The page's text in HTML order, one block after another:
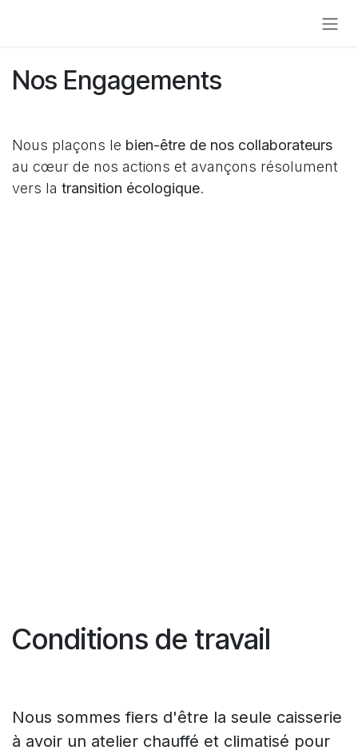
Nos Engagements
Nous plaçons le bien-être de nos collaborateurs
au cœur de nos actions et avançons résolument
vers la transition écologique.
Conditions de travail
Nous sommes fiers d'être la seule caisserie
à avoir un atelier chauffé et climatisé pour